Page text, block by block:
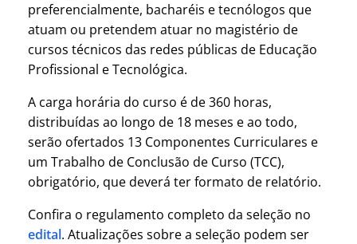
preferencialmente, bacharéis e tecnólogos que
atuam ou pretendem atuar no magistério de
cursos técnicos das redes públicas de Educação
Profissional e Tecnológica.
A carga horária do curso é de 360 horas,
distribuídas ao longo de 18 meses e ao todo,
serão ofertados 13 Componentes Curriculares e
um Trabalho de Conclusão de Curso (TCC),
obrigatório, que deverá ter formato de relatório.
Confira o regulamento completo da seleção no
edital. Atualizações sobre a seleção podem ser